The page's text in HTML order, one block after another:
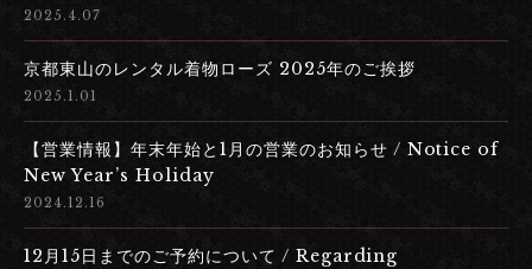
2025.4.07
京都東山のレンタル着物ローズ 2025年のご挨拶
2025.1.01
【営業情報】年末年始と1月の営業のお知らせ / Notice of
New Year’s Holiday
2024.12.16
12月15日までのご予約について / Regarding